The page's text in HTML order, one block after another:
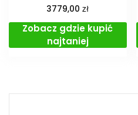
3779,00zł
Zobacz gdzie kupić
najtaniej